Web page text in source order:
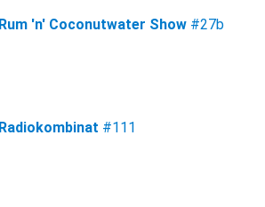
Rum 'n' Coconutwater Show #27b
Radiokombinat #111